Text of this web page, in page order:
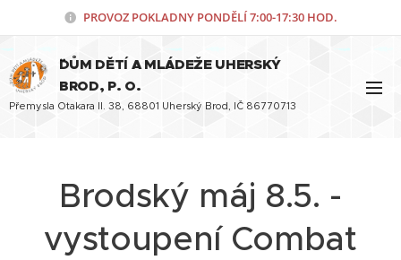
PROVOZ POKLADNY PONDĚLÍ7:00-17:30 HOD.
¨DŮM DĚTÍ A MLÁDEŽE UHERSKÝ
BROD, P. O.
Přemysla Otakara II. 38, 68801 Uherský Brod, IČ 86770713
Brodský máj 8.5. -
vystoupení Combat